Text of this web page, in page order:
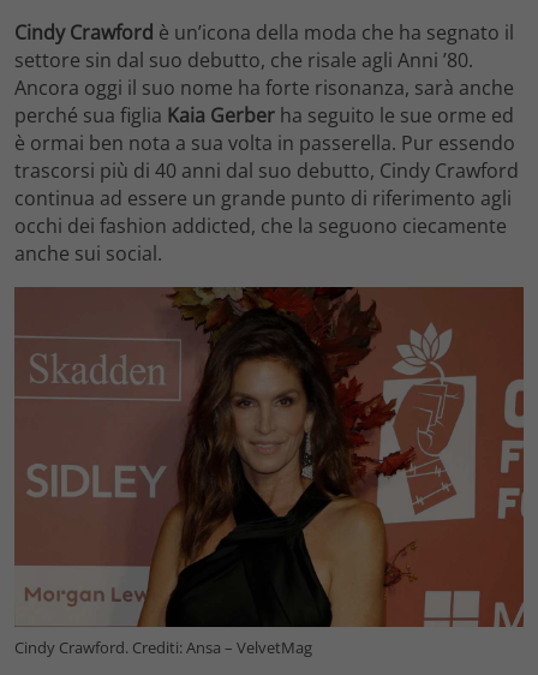
Cindy Crawford è un’icona della moda che ha segnato il
settore sin dal suo debutto, che risale agli Anni ’80.
Ancora oggi il suo nome ha forte risonanza, sarà anche
perché sua figlia Kaia Gerber ha seguito le sue orme ed
è ormai ben nota a sua volta in passerella. Pur essendo
trascorsi più di 40 anni dal suo debutto, Cindy Crawford
continua ad essere un grande punto di riferimento agli
occhi dei fashion addicted, che la seguono ciecamente
anche sui social.
Cindy Crawford. Crediti: Ansa – VelvetMag